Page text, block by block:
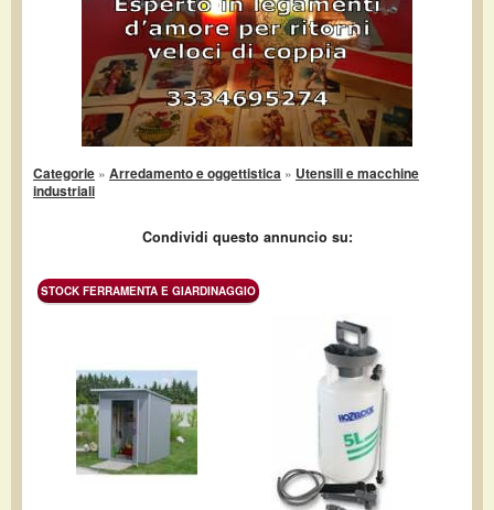
Categorie » Arredamento e oggettistica » Utensili e macchine
industriali
Condividi questo annuncio su:
STOCK FERRAMENTA E GIARDINAGGIO